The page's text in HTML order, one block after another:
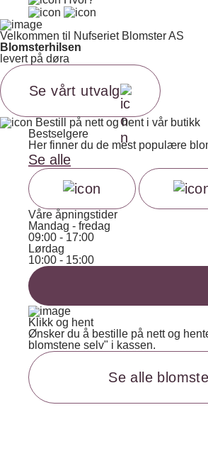
Velkommen til Nufseriet Blomster AS
Blomsterhilsen
levert på døra
Se vårt utvalg
Bestill på nett og hent i vår butikk
Bestselgere
Her finner du de mest populære
Se alle
Våre åpningstider
Mandag - fredag
09:00 - 17:00
Lørdag
10:00 - 15:00
Klikk og hent
Ønsker du å bestille på nett og
blomstene selv" i kassen.
Se alle